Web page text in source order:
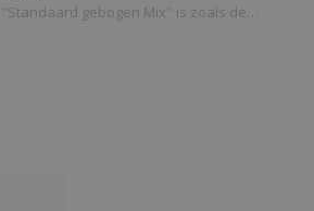
gebogen Mix'' is zoals de…